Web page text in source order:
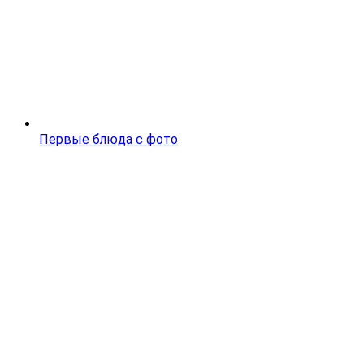
Первые блюда с фото